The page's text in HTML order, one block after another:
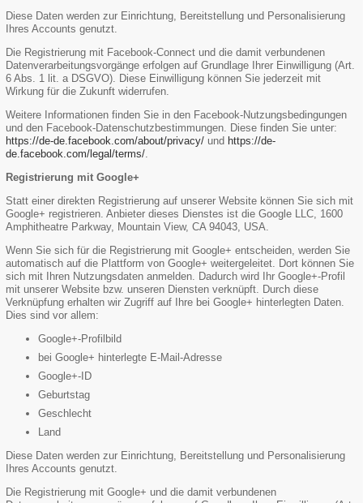
Diese Daten werden zur Einrichtung, Bereitstellung und Personalisierung
Ihres Accounts genutzt.
Die Registrierung mit Facebook-Connect und die damit verbundenen
Datenverarbeitungsvorgänge erfolgen auf Grundlage Ihrer Einwilligung (Art.
6 Abs. 1 lit. a DSGVO). Diese Einwilligung können Sie jederzeit mit
Wirkung für die Zukunft widerrufen.
Weitere Informationen finden Sie in den Facebook-Nutzungsbedingungen
und den Facebook-Datenschutzbestimmungen. Diese finden Sie unter:
https://de-de.facebook.com/about/privacy/ und https://de-
de.facebook.com/legal/terms/.
Registrierung mit Google+
Statt einer direkten Registrierung auf unserer Website können Sie sich mit
Google+ registrieren. Anbieter dieses Dienstes ist die Google LLC, 1600
Amphitheatre Parkway, Mountain View, CA 94043, USA.
Wenn Sie sich für die Registrierung mit Google+ entscheiden, werden Sie
automatisch auf die Plattform von Google+ weitergeleitet. Dort können Sie
sich mit Ihren Nutzungsdaten anmelden. Dadurch wird Ihr Google+-Profil
mit unserer Website bzw. unseren Diensten verknüpft. Durch diese
Verknüpfung erhalten wir Zugriff auf Ihre bei Google+ hinterlegten Daten.
Dies sind vor allem:
Google+-Profilbild
bei Google+ hinterlegte E-Mail-Adresse
Google+-ID
Geburtstag
Geschlecht
Land
Diese Daten werden zur Einrichtung, Bereitstellung und Personalisierung
Ihres Accounts genutzt.
Die Registrierung mit Google+ und die damit verbundenen